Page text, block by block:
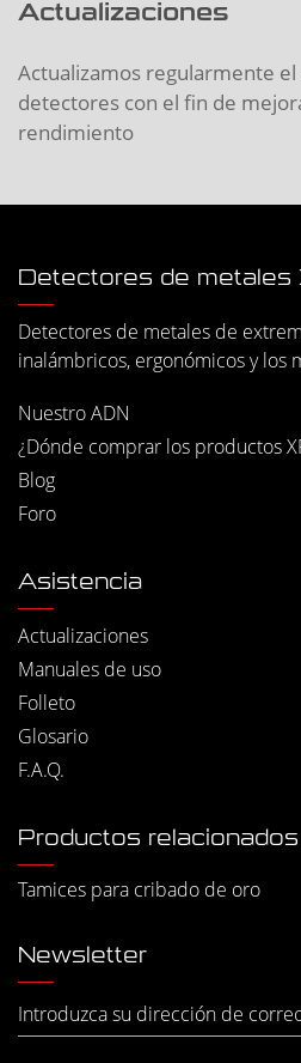
Actualizaciones
Actualizamos regularmente
detectores con el fin de
rendimiento
Detectores de metales
Detectores de metales de
inalámbricos, ergonómicos y los
Nuestro ADN
¿Dónde comprar los productos
Blog
Foro
Asistencia
Actualizaciones
Manuales de uso
Folleto
Glosario
F.A.Q.
Productos relacionados
Tamices para cribado de oro
Newsletter